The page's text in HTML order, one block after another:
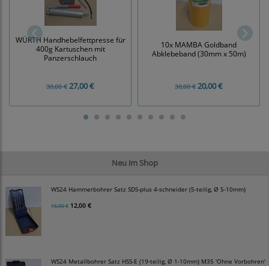
Neu im Shop
WS24 Hammerbohrer Satz SDS-plus 4-schneider (5-teilig, Ø 5-10mm)
15,00 € 12,00 €
WS24 Metallbohrer Satz HSS-E (19-teilig, Ø 1-10mm) M35 'Ohne Vorbohren'
WÜRTH Handhebelfettpresse für
400g Kartuschen mit
Panzerschlauch
30,00 € 27,00 €
10x MAMBA Goldband
Abklebeband (30mm x 50m)
30,00 € 20,00 €